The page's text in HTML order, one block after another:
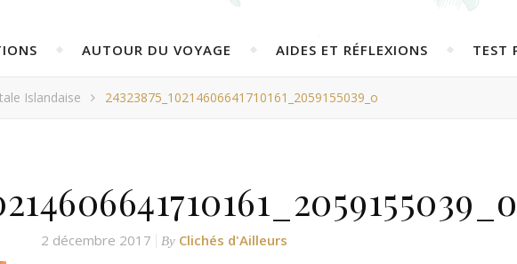
AUTOUR DU VOYAGE AIDES ET RÉFLEXIONS TEST
Islandaise 24323875_10214606641710161_2059155039_o
2 décembre 2017 By Clichés d'Ailleurs